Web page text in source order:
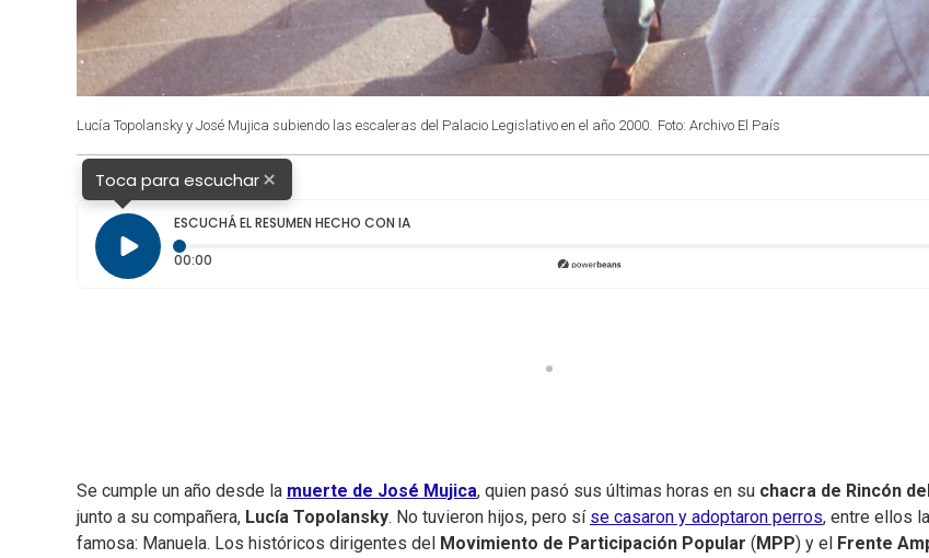
Lucía Topolansky y José Mujica subiendo las escaleras del Palacio Legislativo en el año 2000. Foto: Archivo El País
Toca para escuchar×
ESCUCHÁ EL RESUMEN HECHO CON IA
00:00
Se cumple un año desde la muerte de José Mujica, quien pasó sus últimas horas en su chacra de Rincón
junto a su compañera, Lucía Topolansky. No tuvieron hijos, pero sí se casaron y adoptaron perros, entre ellos
famosa: Manuela. Los históricos dirigentes del
Movimiento de Participación Popular ( MPP) y el
Frente